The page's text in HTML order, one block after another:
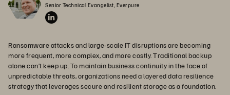
Senior Technical Evangelist, Everpure
Ransomware attacks and large-scale IT disruptions are becoming
more frequent, more complex, and more costly. Traditional backup
alone can’t keep up. To maintain business continuity in the face of
unpredictable threats, organizations need a layered data resilience
strategy that leverages secure and resilient storage as a foundation.